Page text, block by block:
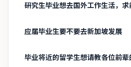
研究生毕业想去国外工作生活，
应届毕业生要不要去新加坡发展
毕业将近的留学生想请教各位前